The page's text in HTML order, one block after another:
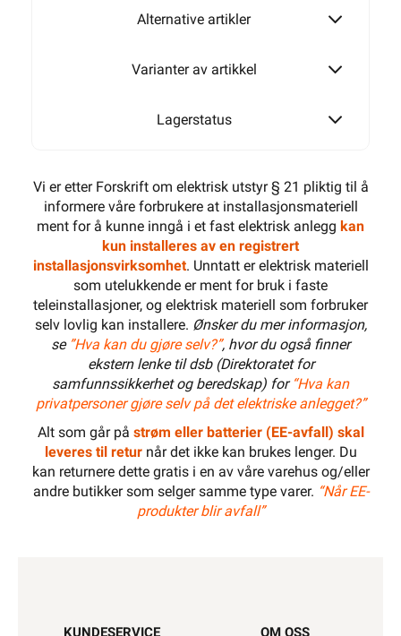
Alternative artikler
Varianter av artikkel
Lagerstatus
Vi er etter Forskrift om elektrisk utstyr § 21 pliktig til å
informere våre forbrukere at installasjonsmateriell
ment for å kunne inngå i et fast elektrisk anlegg kan
kun installeres av en registrert
installasjonsvirksomhet. Unntatt er elektrisk materiell
som utelukkende er ment for bruk i faste
teleinstallasjoner, og elektrisk materiell som forbruker
selv lovlig kan installere. Ønsker du mer informasjon,
se ”Hva kan du gjøre selv?”, hvor du også finner
ekstern lenke til dsb (Direktoratet for
samfunnssikkerhet og beredskap) for “Hva kan
privatpersoner gjøre selv på det elektriske anlegget?”
Alt som går på strøm eller batterier (EE-avfall) skal
leveres til returnår det ikke kan brukes lenger. Du
kan returnere dette gratis i en av våre varehus og/eller
andre butikker som selger samme type varer. “Når EE-
produkter blir avfall”
KUNDESERVICE OM OSS